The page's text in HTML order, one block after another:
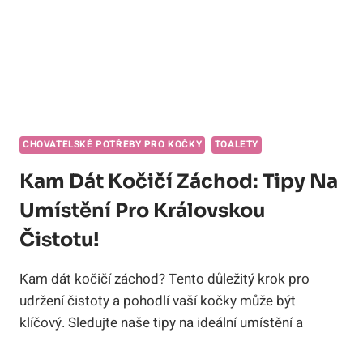
CHOVATELSKÉ POTŘEBY PRO KOČKY TOALETY
Kam Dát Kočičí Záchod: Tipy Na
Umístění Pro Královskou
Čistotu!
Kam dát kočičí záchod? Tento důležitý krok pro
udržení čistoty a pohodlí vaší kočky může být
klíčový. Sledujte naše tipy na ideální umístění a